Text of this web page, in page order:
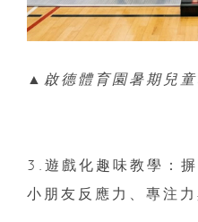
▲啟德體育園暑期兒
3.遊戲化趣味教學：
小朋友反應力、專注力